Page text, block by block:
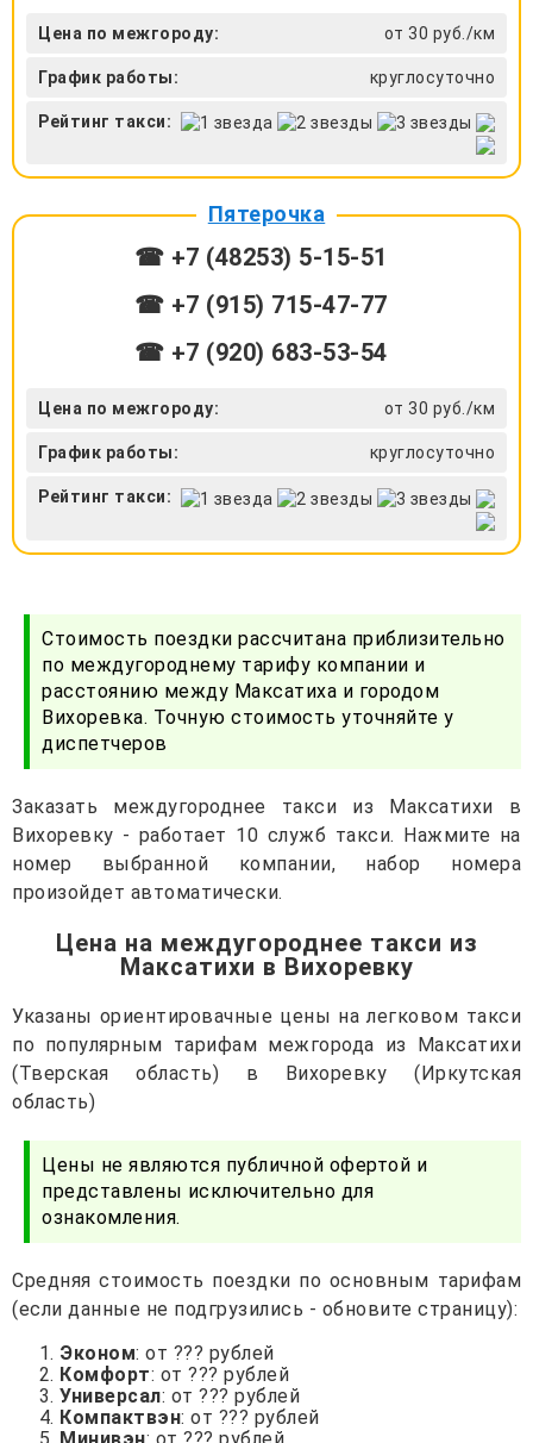
Цена по межгороду: от 30 руб./км
График работы: круглосуточно
Рейтинг такси:
Пятерочка
☎ +7 (48253) 5-15-51
☎ +7 (915) 715-47-77
☎ +7 (920) 683-53-54
Цена по межгороду: от 30 руб./км
График работы: круглосуточно
Рейтинг такси:
Стоимость поездки рассчитана приблизительно
по междугороднему тарифу компании и
расстоянию между Максатиха и городом
Вихоревка. Точную стоимость уточняйте у
диспетчеров
Заказать междугороднее такси из Максатихи в
Вихоревку - работает 10 служб такси. Нажмите на
номер выбранной компании, набор номера
произойдет автоматически.
Цена на междугороднее такси из
Максатихи в Вихоревку
Указаны ориентировачные цены на легковом такси
по популярным тарифам межгорода из Максатихи
(Тверская область) в Вихоревку (Иркутская
область)
Цены не являются публичной офертой и
представлены исключительно для
ознакомления.
Средняя стоимость поездки по основным тарифам
(если данные не подгрузились - обновите страницу):
Эконом: от ??? рублей
Комфорт: от ??? рублей
Универсал: от ??? рублей
Компактвэн: от ??? рублей